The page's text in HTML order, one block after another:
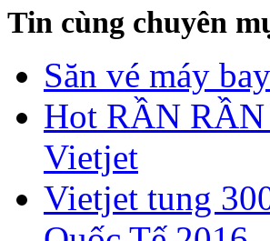
Tin cùng chuyên
Săn vé máy
Hot RẦN RẦN
Vietjet
Vietjet tung